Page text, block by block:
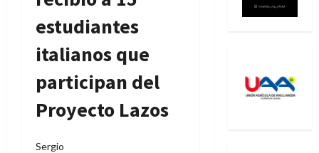
estudiantes
italianos que
participan del
Proyecto Lazos
Sergio